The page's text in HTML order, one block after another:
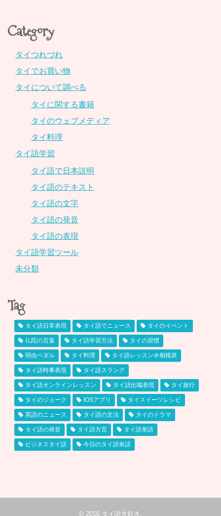
Category
タイつれづれ
タイでお買い物
タイについて調べる
タイに関する書籍
タイのウェブメディア
タイ料理
タイ語学習
タイ語で日本説明
タイ語のテキスト
タイ語の文字
タイ語の発音
タイ語の表現
タイ語学習ツール
未分類
Tag
タイ語日常表現 タイ語でニュース タイのイベント
仏陀の言葉 タイ語学習方法 タイの習慣
弱虫ペダル タイ料理 タイ語レッスン＠相模原
タイ語時事表現 タイ語スラング
タイ語オンラインレッスン タイ語比喩表現 タイ旅行
タイのジョーク IOSアプリ タイスイーツレシピ
英語のニュース タイ語の文法 タイのドラマ
タイ語の発音 タイ語方言 タイ語単語
ビジネスタイ語 今日のタイ語単語
© 2016 タイ語大好き .